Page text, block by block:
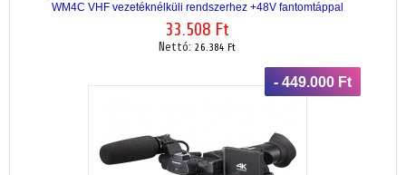
WM4C VHF vezetéknélküli rendszerhez +48V fantomtáppal
33.508 Ft
Nettó: 26.384 Ft
- 449.000 Ft